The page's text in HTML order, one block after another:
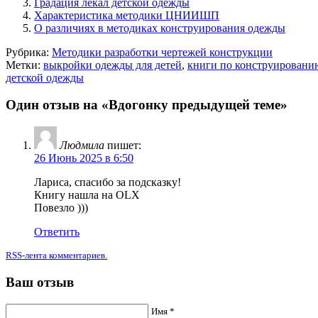
Характеристика методики ЦНИИШП
О различиях в методиках конструирования одежды
Рубрика: Методики разработки чертежей конструкции
Метки: выкройки одежды для детей, книги по
детской одежды
Один отзыв на «Вдогонку предыдущей теме»
Людмила пишет:
26 Июнь 2025 в 6:50
Лариса, спасибо за подсказку!
Книгу нашла на OLX
Повезло )))
Ответить
RSS-лента комментариев.
Ваш отзыв
Имя *